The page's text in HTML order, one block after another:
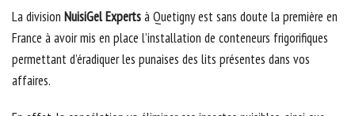
La division NuisiGel Expertsà Quetigny est sans doute la première en
France à avoir mis en place l’installation de conteneurs frigorifiques
permettant d’éradiquer les punaises des lits présentes dans vos
affaires.